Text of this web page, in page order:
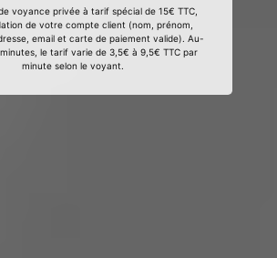
voyance privée à tarif spécial de 15€ TTC,
de votre compte client (nom, prénom,
email et carte de paiement valide). Au-
le tarif varie de 3,5€ à 9,5€ TTC par
minute selon le voyant.